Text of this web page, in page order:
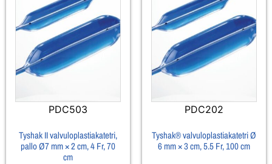
PDC503
Tyshak II valvuloplastiakatetri,
pallo Ø7 mm × 2 cm, 4 Fr, 70
cm
PDC202
Tyshak® valvuloplastiakatetri Ø
6 mm × 3 cm, 5.5 Fr, 100 cm